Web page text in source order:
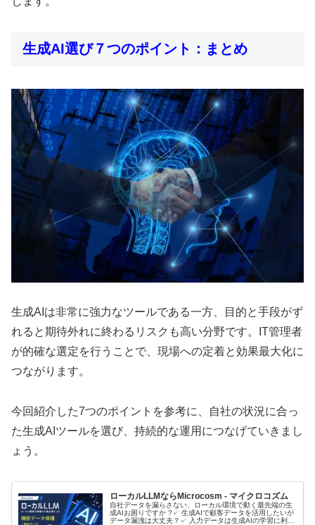
生成AI選び７つのポイント：まとめ
生成AIは非常に強力なツールである一方、目的と手段がず
れると期待外れに終わるリスクも高い分野です。IT管理者
が的確な選定を行うことで、現場への定着と効果最大化に
つながります。
今回紹介した7つのポイントを参考に、自社の状況に合っ
た生成AIツールを選び、持続的な運用につなげていきまし
ょう。
ローカルLLMならMicrocosm - マイクロコズム
自社データを漏らさない、ローカル環境で動く最先端の生
成AIお困りですか ?✓ 生成AIで顧客データを活用したいが
データ漏洩は大丈夫？✓ 入力データは生成AIの学習に利用